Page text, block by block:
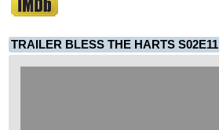
TRAILER BLESS THE HARTS S02E11